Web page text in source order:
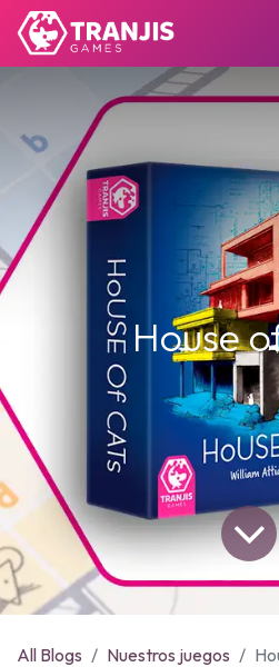
House
All Blogs Nuestros juegos